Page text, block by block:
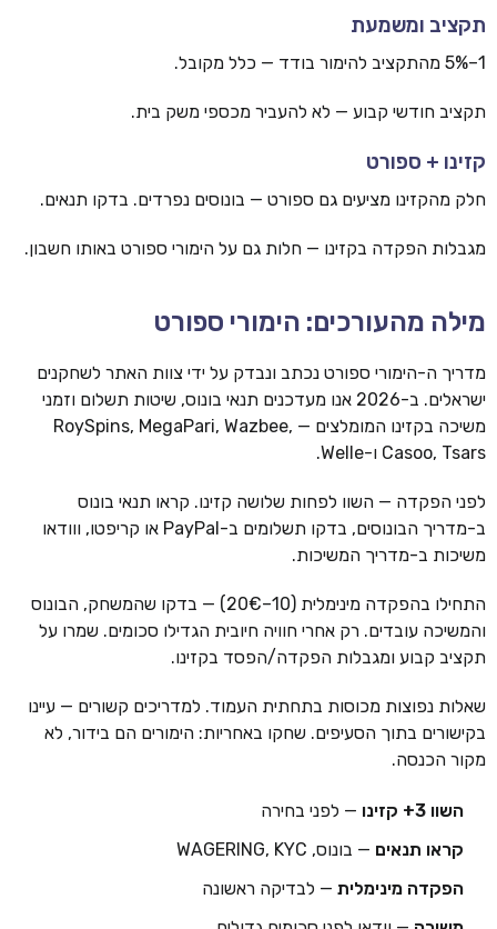
תקציב ומשמעת
1–5% מהתקציב להימור בודד — כלל מקובל.
תקציב חודשי קבוע — לא להעביר מכספי משק בית.
קזינו + ספורט
חלק מהקזינו מציעים גם ספורט — בונוסים נפרדים. בדקו תנאים.
מגבלות הפקדה בקזינו — חלות גם על הימורי ספורט באותו חשבון.
מילה מהעורכים: הימורי ספורט
מדריך ה-הימורי ספורט נכתב ונבדק על ידי צוות האתר לשחקנים
ישראלים. ב-2026 אנו מעדכנים תנאי בונוס, שיטות תשלום וזמני
משיכה בקזינו המומלצים — RoySpins, MegaPari, Wazbee,
Casoo, Tsars ו-Welle.
לפני הפקדה — השוו לפחות שלושה קזינו. קראו תנאי בונוס
ב-מדריך הבונוסים, בדקו תשלומים ב-PayPal או קריפטו, ווודאו
משיכות ב-מדריך המשיכות.
התחילו בהפקדה מינימלית (10–20€) — בדקו שהמשחק, הבונוס
והמשיכה עובדים. רק אחרי חוויה חיובית הגדילו סכומים. שמרו על
תקציב קבוע ומגבלות הפקדה/הפסד בקזינו.
שאלות נפוצות מכוסות בתחתית העמוד. למדריכים קשורים — עיינו
בקישורים בתוך הסעיפים. שחקו באחריות: הימורים הם בידור, לא
מקור הכנסה.
השוו 3+ קזינו
— לפני בחירה
קראו תנאים — בונוס, WAGERING, KYC
הפקדה מינימלית — לבדיקה ראשונה